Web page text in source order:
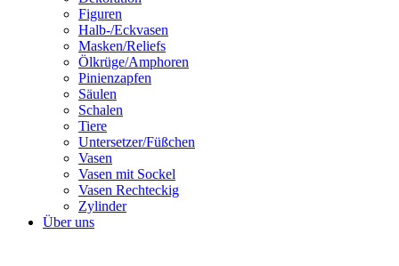
Figuren
Halb-/Eckvasen
Masken/Reliefs
Ölkrüge/Amphoren
Pinienzapfen
Säulen
Schalen
Tiere
Untersetzer/Füßchen
Vasen
Vasen mit Sockel
Vasen Rechteckig
Zylinder
Über uns